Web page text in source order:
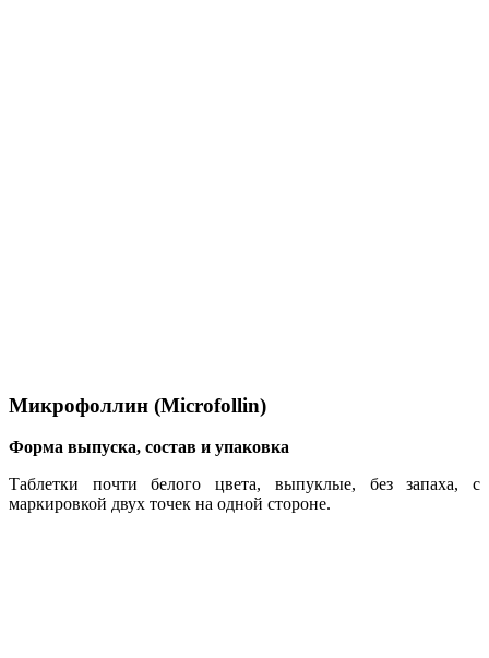
Микрофоллин (Microfollin)
Форма выпуска, состав и упаковка
Таблетки почти белого цвета, выпуклые, без запаха, с
маркировкой двух точек на одной стороне.